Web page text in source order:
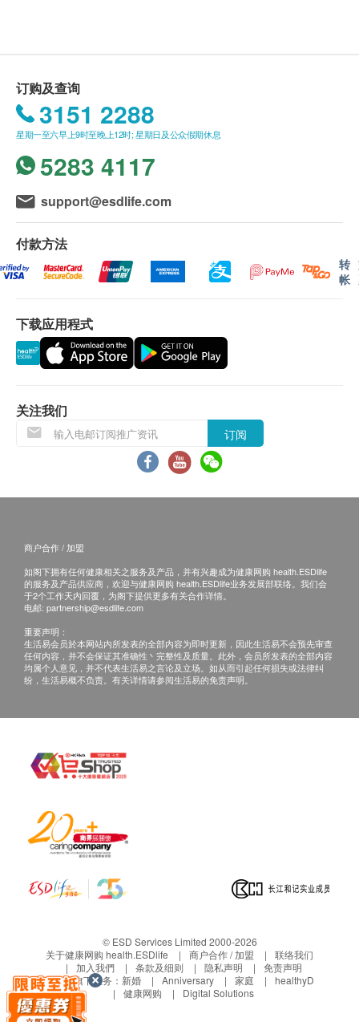
细胞角质素21-1 (肺)
癌抗原125
癌抗原242
乳酸脱氢酶
脂蛋白 (a)
肌酸激酶
血浆脂蛋白磷脂酶A2
心电图
血清天门冬氨酸氨基转移酶
低剂量螺旋扫描（胸部）+三维重建
颈椎X光检查
腰椎X光检查
2 基本项目
肺功能
基本健康评估
血压
身高
外耳道检查
肛门指检
外耳
鼓膜
鼻腔
扁桃体
多学科专家健康管理
血脂
保证良好睡眠，避免剧烈运动。
3、体检前3天尽量不要服用维生素C、减肥药及抗生
素类药物。慢性病患者如高血压及冠心病的降压、抗
凝和抗栓治疗，不能贸然停药或推迟服药，应清晨服
药后再接受体检；糖尿病或其他慢性病病人应在抽血
治疗。
4、体检前需禁食8-12小时；膀胱、子宫、附件（卵
巢、输卵管）、前列腺等B超检查前，需憋尿至膀胱
充盈状态（空腹项目做完后再喝水憋尿）。
6、女性受检者月经期间请勿做妇科、粪便及尿液检
查，待经期完毕后再补检，无性生活女性勿做妇检。
有妇检项目者，检前24小时避免性生活，勿进行阴道
7、体检当日最好着宽松、休闲之衣物，以方便各种
检查；勿穿有金属钮扣的内衣，以免影响X光检查的
8、体检过程中，如有问题或需增加项目，请您及时
与导检护士联系，全部项目检查完毕后请将导引单交
9、体检人员免费提供早餐,做完空腹项目如需进餐者,
10、若您尚有不清楚的地方，请与我们联系，联系电
话：+86 186 8949 0644。
体中文版本为准。
二、预约体检须知
领取报告：体检完后10个工作日单位联系人统一领
报告解析：领取体检报告后，报告解析时间：周一~
周五下午 14:00~16:30（法定节假日除外）。
三、免责声明
保留最后决定权。
所有健康检查/服务并非作为医务诊断或治疗用途。当
阁下身体健康出现任何疾病征兆时，应立即谘询有认
本服务/产品由商户提供。生活易【健康网购
health.ESDlife】并没有经营或提供本服务/产品。有
关此服务/产品的错漏或延误，或因使用此服务/产品而
引致的损失、损害、受伤或法律诉讼，健康网购
health.ESDlife概不负责。一切有关的索偿或查询，须
订购及查询
3151 2288
星期一至六早上9时至晚上12时; 星期日及公众假期休息
5283 4117
support@esdlife.com
付款方法
转
帐
下载应用程式
关注我们
订阅
商户合作 / 加盟
如阁下拥有任何健康相关之服务及产品，并有兴趣成为健康网购 health.ESDlife
的服务及产品供应商，欢迎与健康网购 health.ESDlife业务发展部联络。我们会
于2个工作天内回覆，为阁下提供更多有关合作详情。
电邮: partnership@esdlife.com
重要声明：
生活易会员於本网站内所发表的全部内容为即时更新，因此生活易不会预先审查
任何内容，并不会保证其准确性丶完整性及质量。此外，会员所发表的全部内容
均属个人意见，并不代表生活易之言论及立场。如从而引起任何损失或法律纠
纷，生活易概不负责。有关详情请参阅生活易的免责声明。
© ESD Services Limited 2000-2026
关于健康网购 health.ESDlife
商户合作 / 加盟
联络我们
加入我們
条款及细则 隐私声明
免责声明
生活易旗下业务： 新婚 Anniversary 家庭
healthyD
健康网购
Digital Solutions